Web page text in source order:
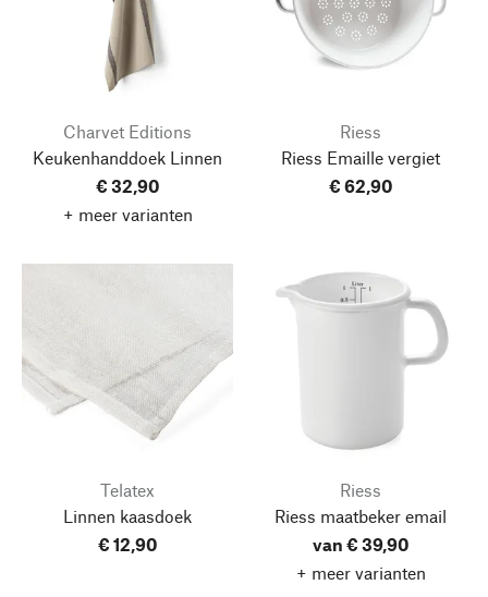
Charvet Editions
Keukenhanddoek Linnen
€ 32,90
+ meer varianten
Riess
Riess Emaille vergiet
€ 62,90
Telatex
Linnen kaasdoek
€ 12,90
Riess
Riess maatbeker email
van € 39,90
+ meer varianten